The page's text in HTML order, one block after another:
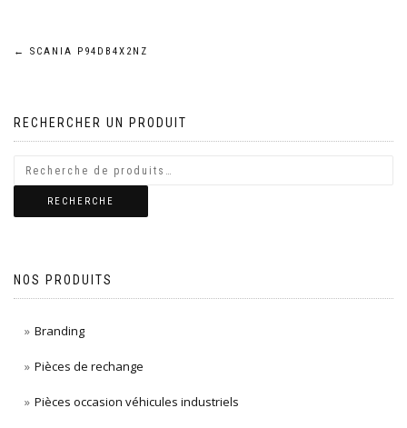
Navigation
l’article
← SCANIA P94DB4X2NZ
RECHERCHER UN PRODUIT
RECHERCHE
NOS PRODUITS
Branding
Pièces de rechange
Pièces occasion véhicules industriels